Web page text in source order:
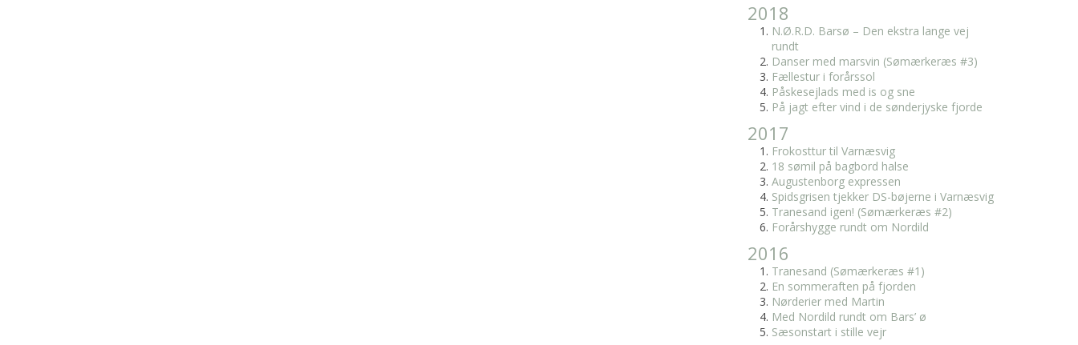
2018
N.Ø.R.D. Barsø – Den ekstra lange vej
rundt
Danser med marsvin (Sømærkeræs #3)
Fællestur i forårssol
Påskesejlads med is og sne
På jagt efter vind i de sønderjyske fjorde
2017
Frokosttur til Varnæsvig
18 sømil på bagbord halse
Augustenborg expressen
Spidsgrisen tjekker DS-bøjerne i Varnæsvig
Tranesand igen! (Sømærkeræs #2)
Forårshygge rundt om Nordild
2016
Tranesand (Sømærkeræs #1)
En sommeraften på fjorden
Nørderier med Martin
Med Nordild rundt om Bars’ ø
Sæsonstart i stille vejr